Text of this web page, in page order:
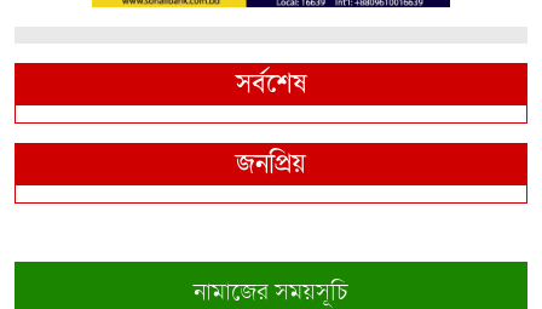
সর্বশেষ
জনপ্রিয়
নামাজের সময়সূচি